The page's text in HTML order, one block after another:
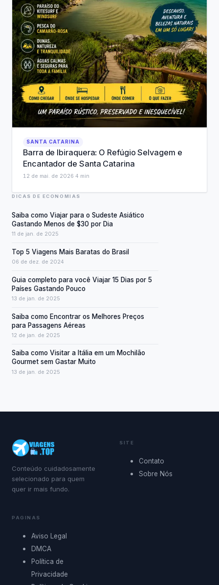
SANTA CATARINA
Barra de Ibiraquera: O Refúgio Selvagem e
Encantador de Santa Catarina
12 de mai. de 2026 4 min
DICAS DE ECONOMIAS
Saiba como Viajar para o Sudeste Asiático
Gastando Menos de $30 por Dia
11 de jan. de 2025
Top 5 Viagens Mais Baratas do Brasil
06 de dez. de 2024
Guia completo para você Viajar 15 Dias por 5
Países Gastando Pouco
13 de jan. de 2025
Saiba como Encontrar os Melhores Preços
para Passagens Aéreas
12 de jan. de 2025
Saiba como Visitar a Itália em um Mochilão
Gourmet sem Gastar Muito
13 de jan. de 2025
Conteúdo cuidadosamente
selecionado para quem
quer ir mais fundo.
SITE
Contato
Sobre Nós
PAGINAS
Aviso Legal
DMCA
Política de
Privacidade